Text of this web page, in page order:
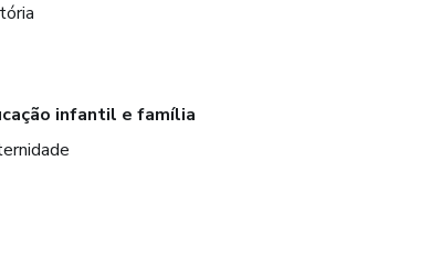
infantil e família